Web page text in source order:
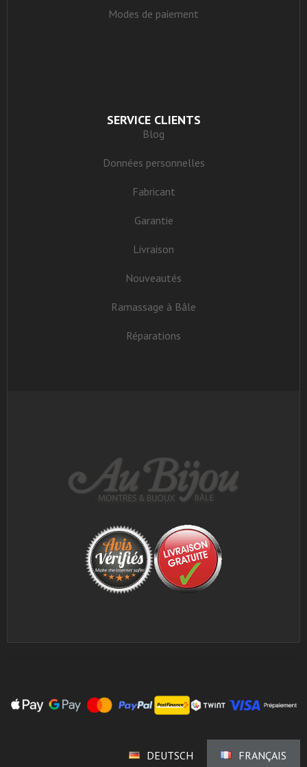
Modes de paiement
SERVICE CLIENTS
Blog
Données personnelles
Fabricant
Garantie
Livraison
Nouveautés
Ramassage à Bâle
Réparations
DEUTSCH FRANÇAIS